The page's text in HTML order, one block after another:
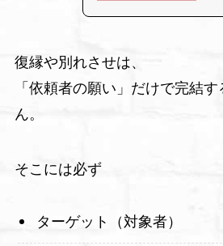
復縁や別れさせは、
「依頼者の願い」だけで完結
ん。
そこには必ず
ターゲット（対象者）